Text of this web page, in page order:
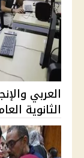
العربي
الثانوية العامة 2026